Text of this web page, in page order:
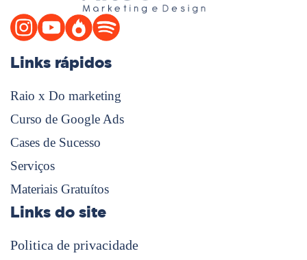
Links rápidos
Raio x Do marketing
Curso de Google Ads
Cases de Sucesso
Serviços
Materiais Gratuítos
Links do site
Politica de privacidade